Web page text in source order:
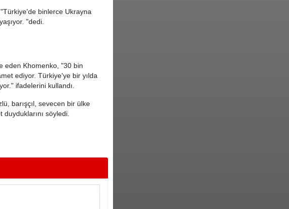
binlerce Ukrayna
"dedi.
eden Khomenko, "30 bin
ediyor. Türkiye'ye bir yılda
ifadelerini kullandı.
barışçıl, sevecen bir ülke
söyledi.